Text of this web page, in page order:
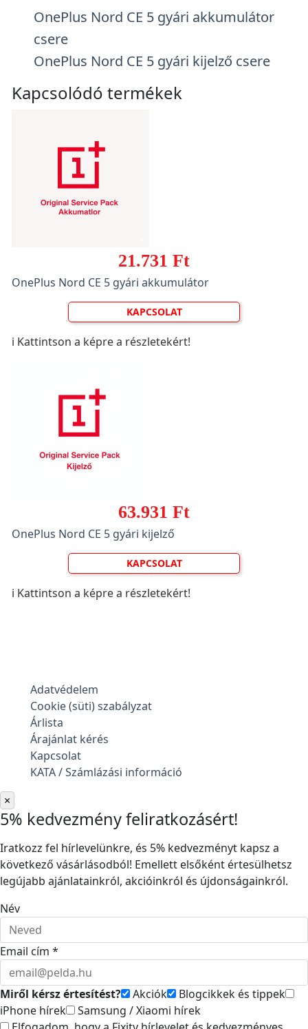
OnePlus Nord CE 5 gyári akkumulátor
csere
OnePlus Nord CE 5 gyári kijelző csere
Kapcsolódó termékek
21.731 Ft
OnePlus Nord CE 5 gyári akkumulátor
KAPCSOLAT
ℹ️ Kattintson a képre a részletekért!
63.931 Ft
OnePlus Nord CE 5 gyári kijelző
KAPCSOLAT
ℹ️ Kattintson a képre a részletekért!
Adatvédelem
Cookie (süti) szabályzat
Árlista
Árajánlat kérés
Kapcsolat
KATA / Számlázási információ
×
5% kedvezmény feliratkozásért!
Iratkozz fel hírlevelünkre, és 5% kedvezményt kapsz a
következő vásárlásodból! Emellett elsőként értesülhetsz
legújabb ajánlatainkról, akcióinkról és újdonságainkról.
Név
Email cím *
Miről kérsz értesítést? Akciók
Blogcikkek és tippek
iPhone hírek
Samsung / Xiaomi hírek